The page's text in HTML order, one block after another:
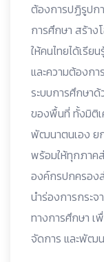
ต้องการปฏิรูปก
การศึกษา สร้าง
ให้คนไทยได้เรี
และความต้องก
ระบบการศึกษา
ของพื้นที่ ทั้งมิติเ
พัฒนาตนเอง ย
พร้อมให้ทุกภาค
องค์กรปกครอง
นำร่องการกระจ
ทางการศึกษา เ
จัดการ และพัฒ